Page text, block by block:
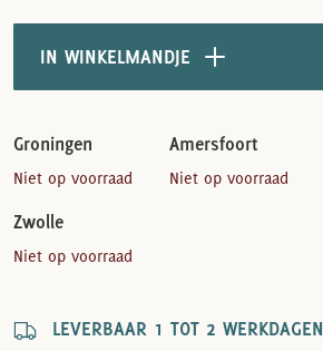
IN WINKELMANDJE
Groningen
Niet op voorraad
Amersfoort
Niet op voorraad
Zwolle
Niet op voorraad
LEVERBAAR 1 TOT 2 WERKDAGEN